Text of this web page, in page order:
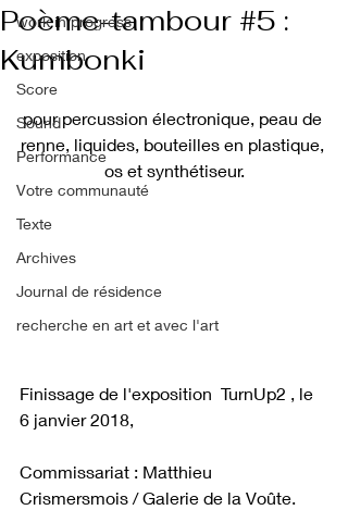
work in progress
exposition
Score
Sound
Performance
Votre communauté
Texte
Archives
Journal de résidence
recherche en art et avec l'art
Poème-tambour #5 :
Kumbonki
pour percussion électronique, peau de
renne, liquides, bouteilles en plastique,
os et synthétiseur.
Finissage de l'exposition  TurnUp2 , le
6 janvier 2018,
Commissariat : Matthieu
Crismersmois / Galerie de la Voûte.